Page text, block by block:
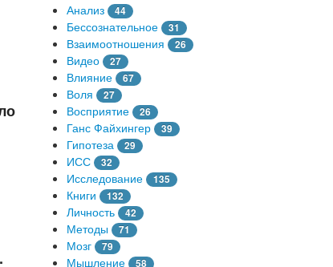
Анализ 44
Бессознательное 31
Взаимоотношения 26
Видео 27
Влияние 67
Воля 27
Восприятие 26
Ганс Файхингер 39
Гипотеза 29
ИСС 32
Исследование 135
Книги 132
Личность 42
Методы 71
Мозг 79
Мышление 58